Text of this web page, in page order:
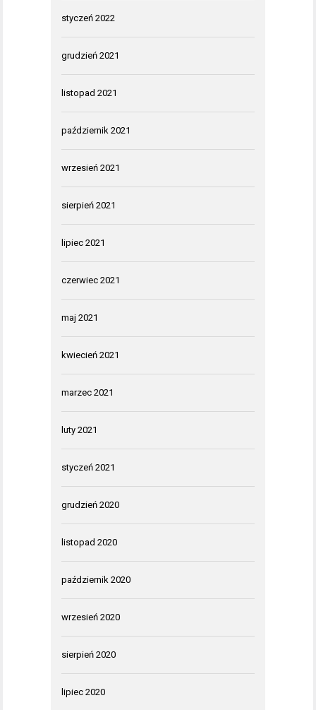
styczeń 2022
grudzień 2021
listopad 2021
październik 2021
wrzesień 2021
sierpień 2021
lipiec 2021
czerwiec 2021
maj 2021
kwiecień 2021
marzec 2021
luty 2021
styczeń 2021
grudzień 2020
listopad 2020
październik 2020
wrzesień 2020
sierpień 2020
lipiec 2020